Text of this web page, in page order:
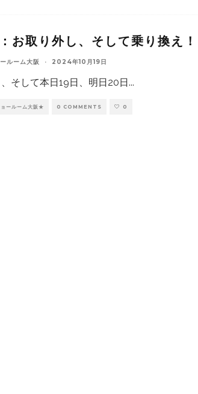
お取り外し、そして乗り換え！
ルーム大阪 · 2024年10月19日
そして本日19日、明日20日 ...
ールーム大阪★ 0 COMMENTS 0